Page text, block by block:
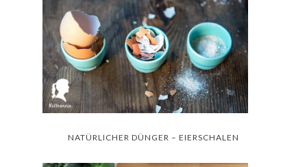
NATÜRLICHER DÜNGER – EIERSCHALEN